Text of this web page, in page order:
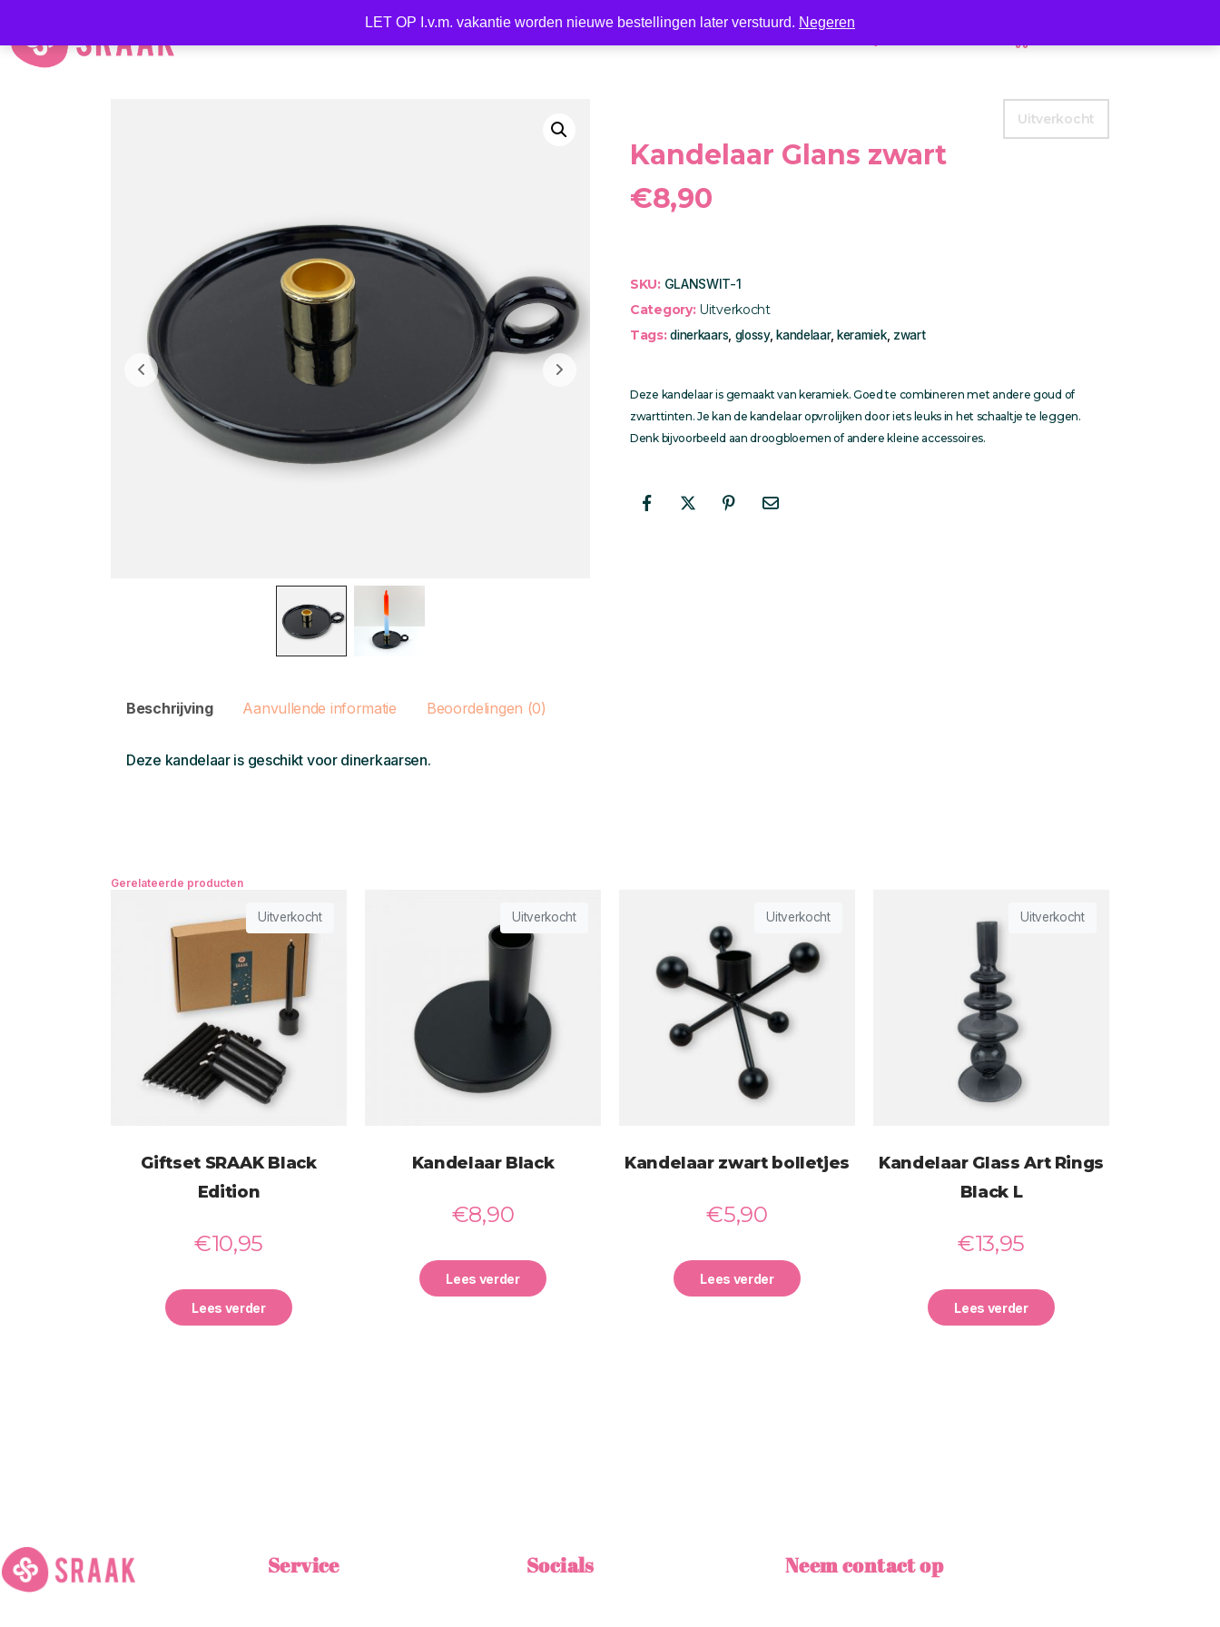
LET OP I.v.m. vakantie worden nieuwe bestellingen later verstuurd. Negeren
Nieuw LED Kaarsen Kaarshouder Wonen Zakelijk Contact
Uitverkocht
Kandelaar Glans zwart
€8,90
SKU: GLANSWIT-1
Category: Uitverkocht
Tags: dinerkaars, glossy, kandelaar, keramiek, zwart
Deze kandelaar is gemaakt van keramiek. Goed te combineren met andere goud of
zwarttinten. Je kan de kandelaar opvrolijken door iets leuks in het schaaltje te leggen.
Denk bijvoorbeeld aan droogbloemen of andere kleine accessoires.
Beschrijving Aanvullende informatie Beoordelingen (0)
Deze kandelaar is geschikt voor dinerkaarsen.
Gerelateerde producten
Uitverkocht
Giftset SRAAK Black
Edition
€10,95
Lees verder
Uitverkocht
Kandelaar Black
€8,90
Lees verder
Uitverkocht
Kandelaar zwart bolletjes
€5,90
Lees verder
Uitverkocht
Kandelaar Glass Art Rings
Black L
€13,95
Lees verder
Service Socials Neem contact op